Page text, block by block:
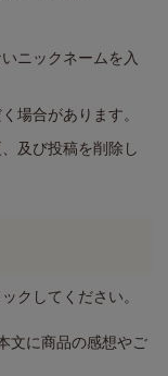
ニックネームを入
場合があります。
及び投稿を削除し
クしてください。
文に商品の感想やご